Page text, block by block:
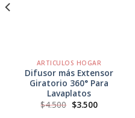
ARTICULOS HOGAR
Difusor más Extensor
Giratorio 360° Para
Lavaplatos
$4.500 El
precio
$3.500El
precio